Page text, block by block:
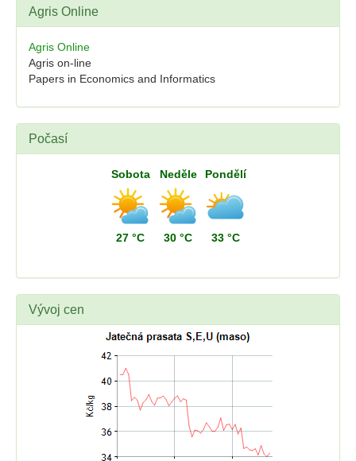
Agris Online
Agris Online
Agris on-line
Papers in Economics and Informatics
Počasí
Sobota
27 °C
Neděle
30 °C
Pondělí
33 °C
Vývoj cen